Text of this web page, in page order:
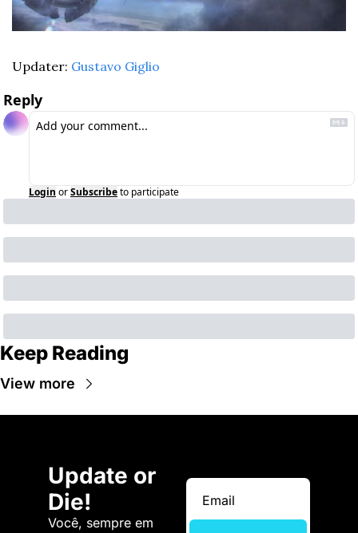
Updater: Gustavo Giglio
Reply
Login orSubscribeto participate
Keep Reading
View more
Update or
Die!
Você, sempre em